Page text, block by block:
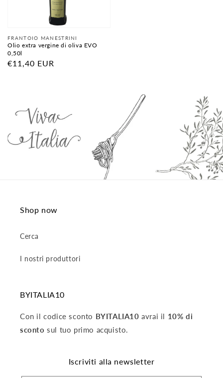
Fornitore:
FRANTOIO MANESTRINI
Olio extra vergine di oliva EVO
0,50l
Prezzo
€11,40 EUR
Shop now
Cerca
I nostri produttori
BYITALIA10
Con il codice sconto BYITALIA10 avrai il 10% di
sconto sul tuo primo acquisto.
Iscriviti alla newsletter